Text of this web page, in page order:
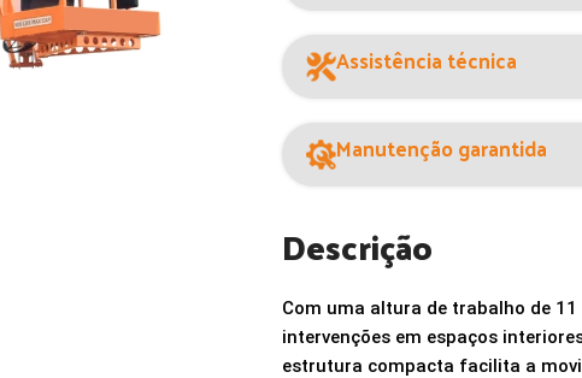
Assistência técnica
Manutenção garantida
Descrição
Com uma altura de trabalho de 11
intervenções em espaços
estrutura compacta facilita a